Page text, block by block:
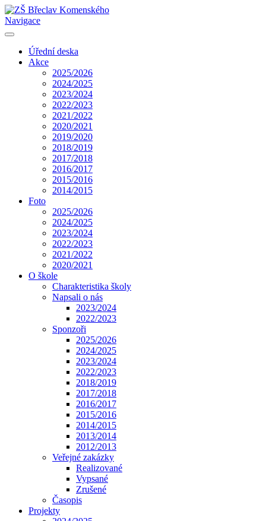
Navigace
Úřední deska
Akce
2025/2026
2024/2025
2023/2024
2022/2023
2021/2022
2020/2021
2019/2020
2018/2019
2017/2018
2016/2017
2015/2016
2014/2015
Foto
2025/2026
2024/2025
2023/2024
2022/2023
2021/2022
2020/2021
O škole
Charakteristika školy
Napsali o nás
2023/2024
2022/2023
Sponzoři
2025/2026
2024/2025
2023/2024
2022/2023
2018/2019
2017/2018
2016/2017
2015/2016
2014/2015
2013/2014
2012/2013
Veřejné zakázky
Realizované
Vypsané
Zrušené
Časopis
Projekty